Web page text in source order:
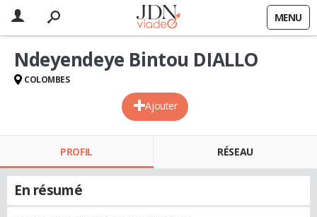
MENU
Ajouter
Ndeyendeye Bintou DIALLO
COLOMBES
PROFIL RÉSEAU
En résumé